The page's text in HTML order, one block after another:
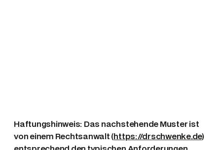
Haftungshinweis: Das nachstehende Muster ist
von einem Rechtsanwalt (https://drschwenke.de)